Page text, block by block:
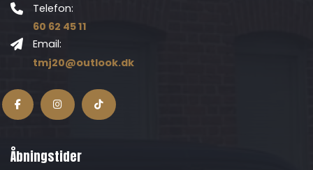
Telefon:
60 62 45 11
Email:
tmj20@outlook.dk
Åbningstider